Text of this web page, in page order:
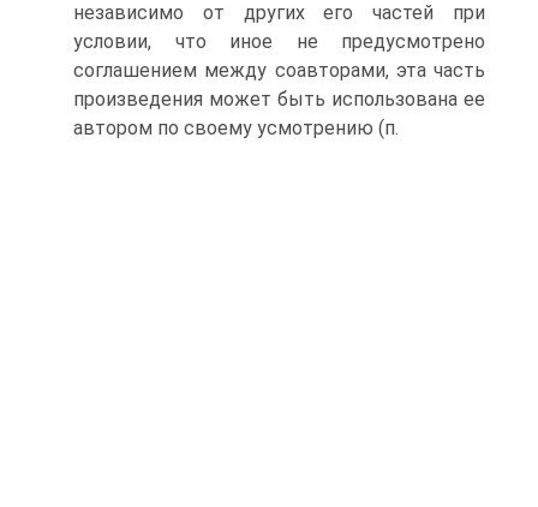
независимо от других его частей при
условии, что иное не предусмотрено
соглашением между соавторами, эта часть
произведения может быть использована ее
автором по своему усмотрению (п.